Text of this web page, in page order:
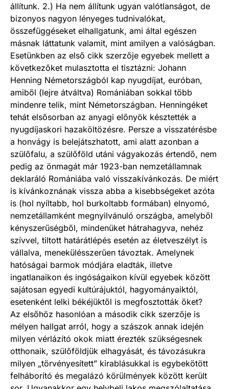
állítunk. 2.) Ha nem állítunk ugyan valótlanságot, de
bizonyos nagyon lényeges tudnivalókat,
összefüggéseket elhallgatunk, ami által egészen
másnak láttatunk valamit, mint amilyen a valóságban.
Esetünkben az első cikk szerzője egyebek mellett a
következőket mulasztotta el tisztázni: Johann
Henning Németországból kap nyugdíjat, euróban,
amiből (lejre átváltva) Romániában sokkal több
mindenre telik, mint Németországban. Henningéket
tehát elsősorban az anyagi előnyök késztették a
nyugdíjaskori hazaköltözésre. Persze a visszatérésbe
a honvágy is belejátszhatott, ami alatt azonban a
szülőfalu, a szülőföld utáni vágyakozás értendő, nem
pedig az önmagát már 1923-ban nemzetállamnak
deklaráló Romániába való visszakívánkozás. De miért
is kívánkoznának vissza abba a kisebbségeket azóta
is (hol nyíltabb, hol burkoltabb formában) elnyomó,
nemzetállamként megnyilvánuló országba, amelyből
kényszerűségből, mindenüket hátrahagyva, nehéz
szívvel, tiltott határátlépés esetén az életveszélyt is
vállalva, menekülésszerűen távoztak. Amelynek
hatóságai barmok módjára eladták, illetve
ingatlanaikon és ingóságaikon kívül egyebek között
sajátosan egyedi kultúrájuktól, hagyományaiktól,
esetenként lelki békéjüktől is megfosztották őket?
Az elsőhöz hasonlóan a második cikk szerzője is
mélyen hallgat arról, hogy a szászok annak idején
milyen vérlázító okok miatt érezték szükségesnek
otthonaik, szülőföldjük elhagyását, és távozásukra
milyen „törvényesített” kirablásukkal is egybekötött
felháborító és megalázó körülmények között került